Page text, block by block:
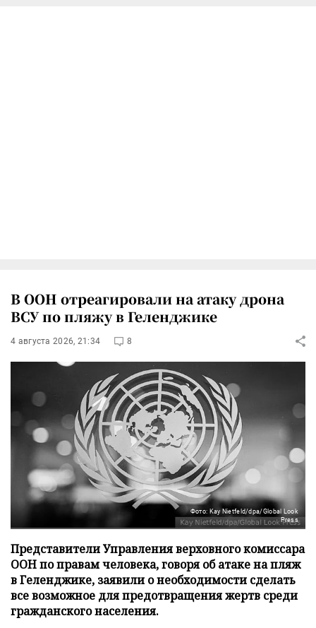
В ООН отреагировали на атаку дрона
ВСУ по пляжу в Геленджике
4 августа 2026, 21:34 8
Фото: Kay Nietfeld/dpa/Global Look
Press
Представители Управления верховного комиссара
ООН по правам человека, говоря об атаке на пляж
в Геленджике, заявили о необходимости сделать
все возможное для предотвращения жертв среди
гражданского населения.